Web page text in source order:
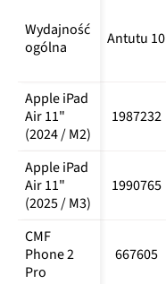
Wydajność
ogólna
Antutu 10
Apple iPad
Air 11"
(2024 / M2)
1987232
Apple iPad
Air 11"
(2025 / M3)
1990765
CMF
Phone 2
Pro
667605